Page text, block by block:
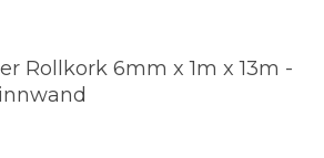
Rollkork 6mm x 1m x 13m -